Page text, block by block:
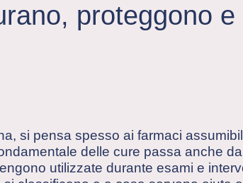
proteggono e
si pensa spesso ai farmaci
delle cure passa anche
utilizzate durante esami e